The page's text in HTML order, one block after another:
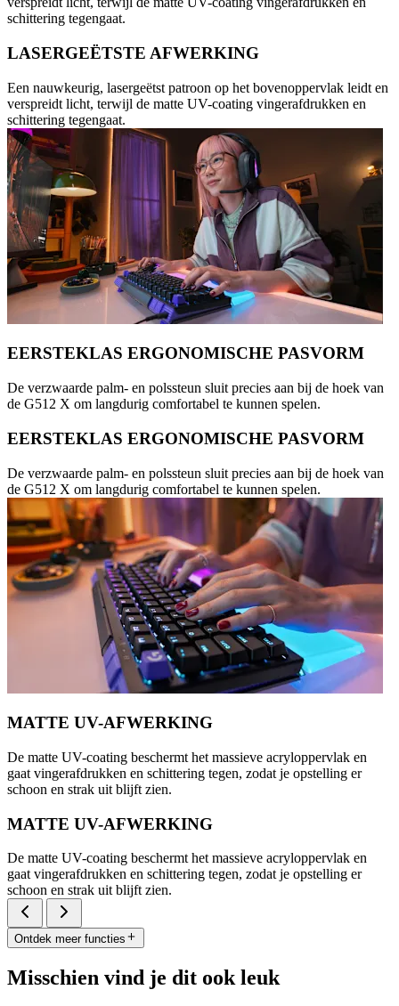
schittering tegengaat.
LASERGEËTSTE AFWERKING
Een nauwkeurig, lasergeëtst patroon op het bovenoppervlak leidt en
verspreidt licht, terwijl de matte UV-coating vingerafdrukken en
schittering tegengaat.
EERSTEKLAS ERGONOMISCHE PASVORM
De verzwaarde palm- en polssteun sluit precies aan bij de hoek van
de G512 X om langdurig comfortabel te kunnen spelen.
EERSTEKLAS ERGONOMISCHE PASVORM
De verzwaarde palm- en polssteun sluit precies aan bij de hoek van
de G512 X om langdurig comfortabel te kunnen spelen.
MATTE UV-AFWERKING
De matte UV-coating beschermt het massieve acryloppervlak en
gaat vingerafdrukken en schittering tegen, zodat je opstelling er
schoon en strak uit blijft zien.
MATTE UV-AFWERKING
De matte UV-coating beschermt het massieve acryloppervlak en
gaat vingerafdrukken en schittering tegen, zodat je opstelling er
schoon en strak uit blijft zien.
Ontdek meer functies
Misschien vind je dit ook leuk